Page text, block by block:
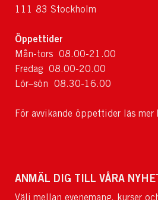
111 83 Stockholm
Öppettider
Mån-tors 08.00-21.00
Fredag 08.00-20.00
Lör–sön 08.30-16.00
För avvikande öppettider läs mer
ANMÄL DIG TILL VÅRA
Välj mellan evenemang, kurser